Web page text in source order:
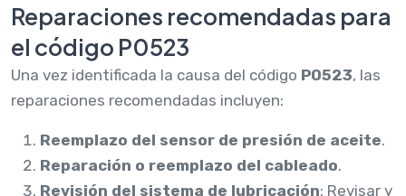
Reparaciones recomendadas para
el código P0523
Una vez identificada la causa del código P0523, las
reparaciones recomendadas incluyen:
Reemplazo del sensor de presión de aceite.
Reparación o reemplazo del cableado.
Revisión del sistema de lubricación: Revisar y